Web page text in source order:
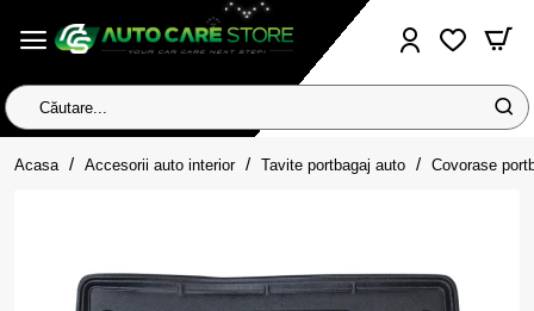
Căutare...
Acasa homeAccesorii auto interior Tavite portbagaj auto Covorase